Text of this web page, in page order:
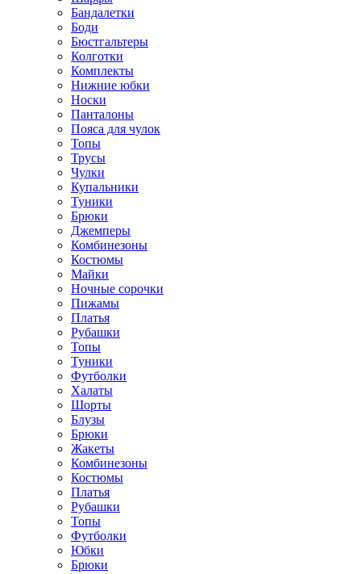
Бандалетки
Боди
Бюстгальтеры
Колготки
Комплекты
Нижние юбки
Носки
Панталоны
Поясa для чулок
Топы
Трусы
Чулки
Купальники
Туники
Брюки
Джемперы
Комбинезоны
Костюмы
Майки
Ночные сорочки
Пижамы
Платья
Рубашки
Топы
Туники
Футболки
Халаты
Шорты
Блузы
Брюки
Жакеты
Комбинезоны
Костюмы
Платья
Рубашки
Топы
Футболки
Юбки
Брюки